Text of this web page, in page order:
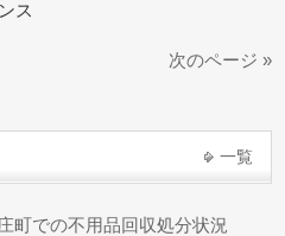
ス
次のページ »
一覧
町での不用品回収処分状況